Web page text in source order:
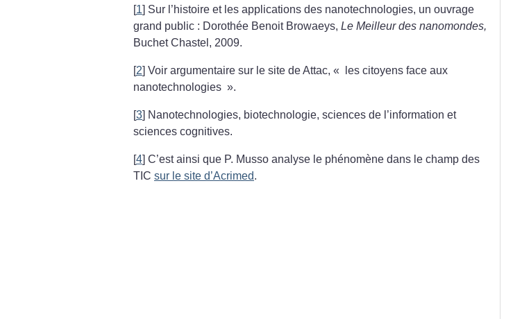
[1] Sur l’histoire et les applications des nanotechnologies, un ouvrage
grand public : Dorothée Benoit Browaeys, Le Meilleur des nanomondes,
Buchet Chastel, 2009.
[2] Voir argumentaire sur le site de Attac, «
les citoyens face aux
nanotechnologies ».
[3] Nanotechnologies, biotechnologie, sciences de l’information et
sciences cognitives.
[4] C’est ainsi que P. Musso analyse le phénomène dans le champ des
TIC sur le site d’Acrimed.